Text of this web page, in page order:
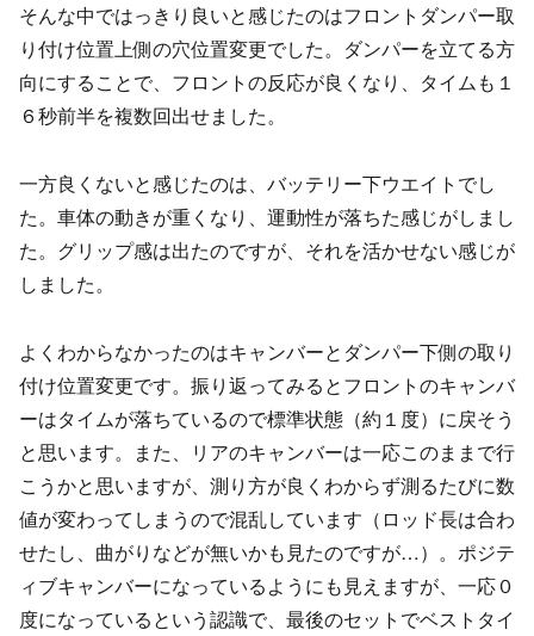
そんな中ではっきり良いと感じたのはフロントダンパー取
り付け位置上側の穴位置変更でした。ダンパーを立てる方
向にすることで、フロントの反応が良くなり、タイムも１
６秒前半を複数回出せました。
一方良くないと感じたのは、バッテリー下ウエイトでし
た。車体の動きが重くなり、運動性が落ちた感じがしまし
た。グリップ感は出たのですが、それを活かせない感じが
しました。
よくわからなかったのはキャンバーとダンパー下側の取り
付け位置変更です。振り返ってみるとフロントのキャンバ
ーはタイムが落ちているので標準状態（約１度）に戻そう
と思います。また、リアのキャンバーは一応このままで行
こうかと思いますが、測り方が良くわからず測るたびに数
値が変わってしまうので混乱しています（ロッド長は合わ
せたし、曲がりなどが無いかも見たのですが…）。ポジテ
ィブキャンバーになっているようにも見えますが、一応０
度になっているという認識で、最後のセットでベストタイ